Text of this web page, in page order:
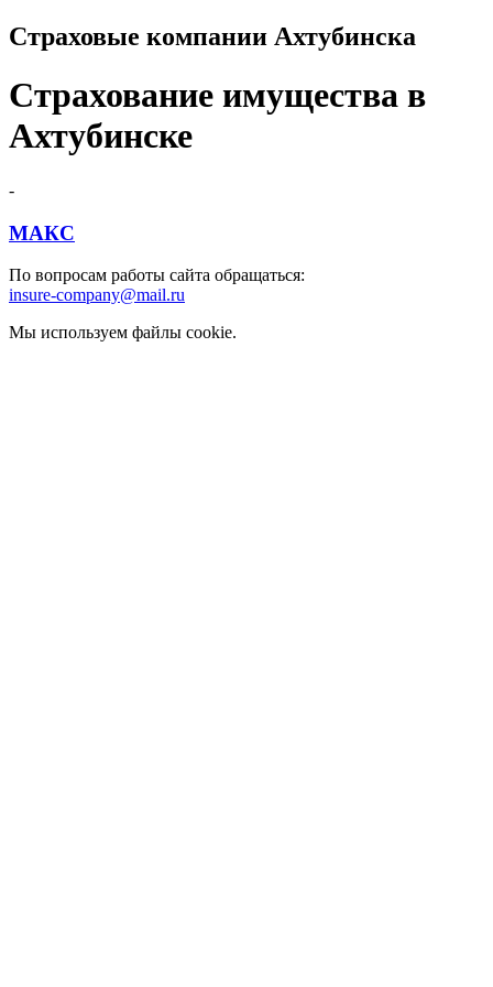
Страховые компании Ахтубинска
Страхование имущества в
Ахтубинске
-
МАКС
По вопросам работы сайта обращаться:
insure-company@mail.ru
Мы используем файлы cookie.